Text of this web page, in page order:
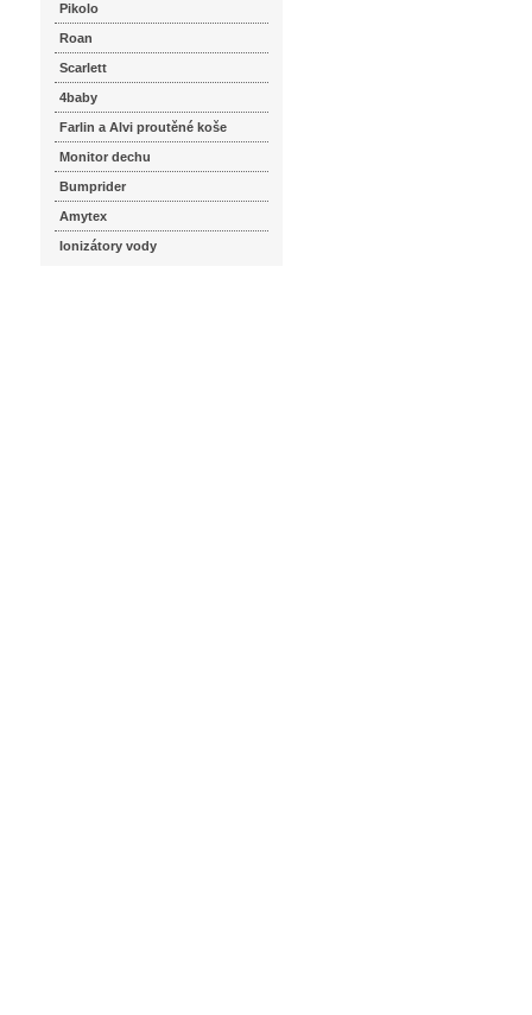
Pikolo
Roan
Scarlett
4baby
Farlin a Alvi proutěné koše
Monitor dechu
Bumprider
Amytex
Ionizátory vody